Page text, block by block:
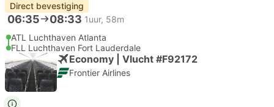
Direct bevestiging
06:35 08:33 1uur, 58m
ATL Luchthaven Atlanta
FLL Luchthaven Fort Lauderdale
Economy | Vlucht #F92172
Frontier Airlines